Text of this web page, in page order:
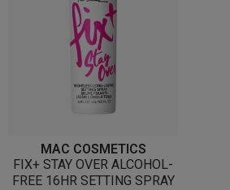
MAC COSMETICS
FIX+ STAY OVER ALCOHOL-
FREE 16HR SETTING SPRAY